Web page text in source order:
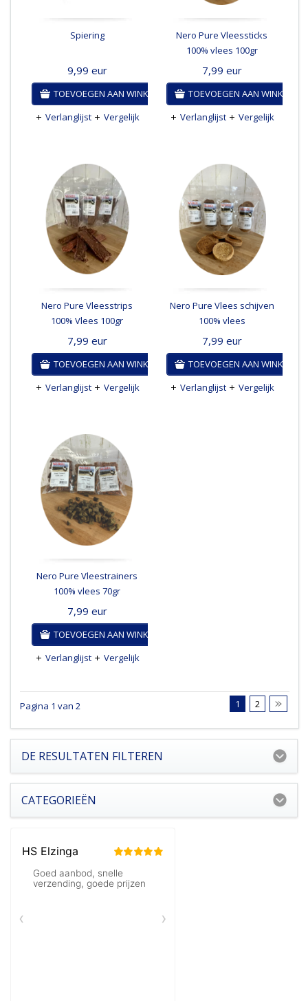
Spiering
9,99 eur
TOEVOEGEN AAN WINKELWAGEN
Verlanglijst
Vergelijk
Nero Pure Vleessticks
100% vlees 100gr
7,99 eur
TOEVOEGEN AAN
Verlanglijst
Vergelijk
Nero Pure Vleesstrips
100% Vlees 100gr
7,99 eur
TOEVOEGEN AAN WINKELWAGEN
Verlanglijst
Vergelijk
Nero Pure Vlees schijven
100% vlees
7,99 eur
TOEVOEGEN AAN
Verlanglijst
Vergelijk
Nero Pure Vleestrainers
100% vlees 70gr
7,99 eur
TOEVOEGEN AAN WINKELWAGEN
Verlanglijst
Vergelijk
Pagina 1 van 2 1 2
DE RESULTATEN FILTEREN
CATEGORIEËN